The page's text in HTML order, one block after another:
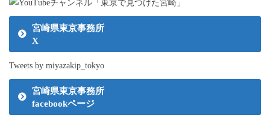
宮崎県東京事務所
X
Tweets by miyazakip_tokyo
宮崎県東京事務所
facebookページ